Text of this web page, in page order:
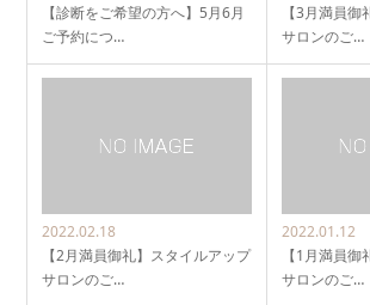
【診断をご希望の方へ】5月6月
ご予約につ…
【3月満員
サロンのご…
2022.02.18
【2月満員御礼】スタイルアップ
サロンのご…
2022.01.12
【1月満員
サロンのご…